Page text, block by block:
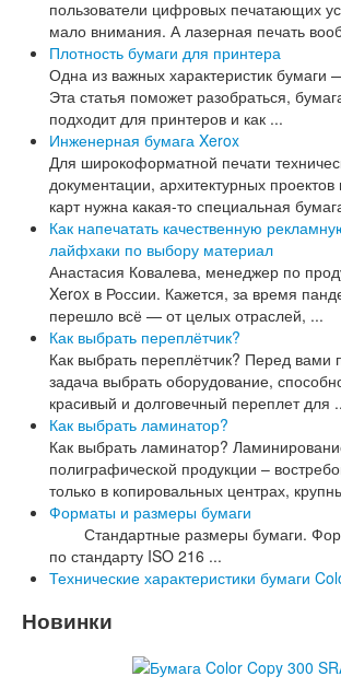
пользователи цифровых печатающих
мало внимания. А лазерная печать
Плотность бумаги для принтера
Одна из важных характеристик бумаги
Эта статья поможет разобраться,
подходит для принтеров и как ...
Инженерная бумага Xerox
Для широкоформатной печати
документации, архитектурных проектов
карт нужна какая-то специальная
Как напечатать качественную
лайфхаки по выбору материал
Анастасия Ковалева, менеджер по
Xerox в России. Кажется, за время
перешло всё — от целых отраслей, ...
Как выбрать переплётчик?
Как выбрать переплётчик? Перед вами
задача выбрать оборудование,
красивый и долговечный переплет для
Как выбрать ламинатор?
Как выбрать ламинатор?
полиграфической продукции –
только в копировальных центрах,
Форматы и размеры бумаги
Стандартные размеры бумаги.
по стандарту ISO 216 ...
Технические характеристики бумаги
Новинки